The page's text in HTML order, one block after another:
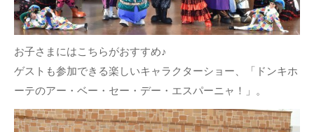
お子さまにはこちらがおすすめ♪
ゲストも参加できる楽しいキャラクターショー、「ドンキホ
ーテのアー・ベー・セー・デー・エスパーニャ！」。